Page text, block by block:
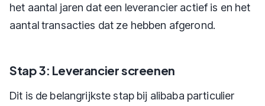
het aantal jaren dat een leverancier actief is en het
aantal transacties dat ze hebben afgerond.
Stap 3: Leverancier screenen
Dit is de belangrijkste stap bij alibaba particulier